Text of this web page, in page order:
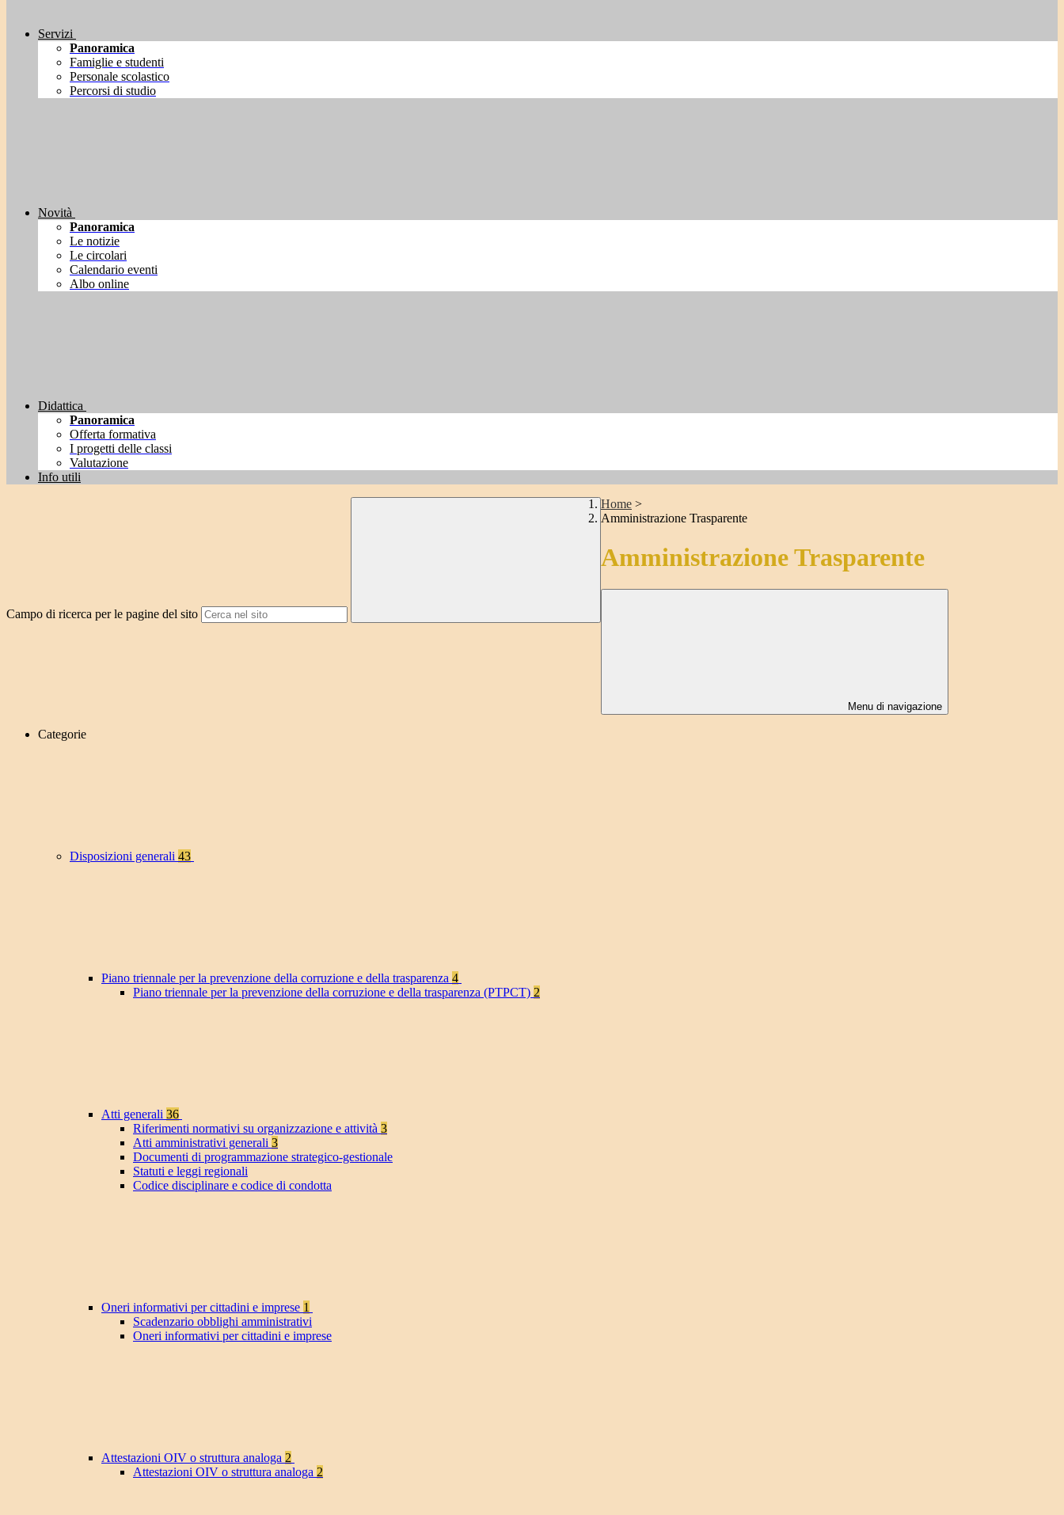
Servizi
Panoramica
Famiglie e studenti
Personale scolastico
Percorsi di studio
Novità
Panoramica
Le notizie
Le circolari
Calendario eventi
Albo online
Didattica
Panoramica
Offerta formativa
I progetti delle classi
Valutazione
Info utili
Campo di ricerca per le pagine del sito
Home >
Amministrazione Trasparente
Amministrazione Trasparente
Menu di navigazione
Categorie
Disposizioni generali 43
Piano triennale per la prevenzione della corruzione e della trasparenza 4
Piano triennale per la prevenzione della corruzione e della trasparenza (PTPCT) 2
Atti generali 36
Riferimenti normativi su organizzazione e attività 3
Atti amministrativi generali 3
Documenti di programmazione strategico-gestionale
Statuti e leggi regionali
Codice disciplinare e codice di condotta
Oneri informativi per cittadini e imprese 1
Scadenzario obblighi amministrativi
Oneri informativi per cittadini e imprese
Attestazioni OIV o struttura analoga 2
Attestazioni OIV o struttura analoga 2